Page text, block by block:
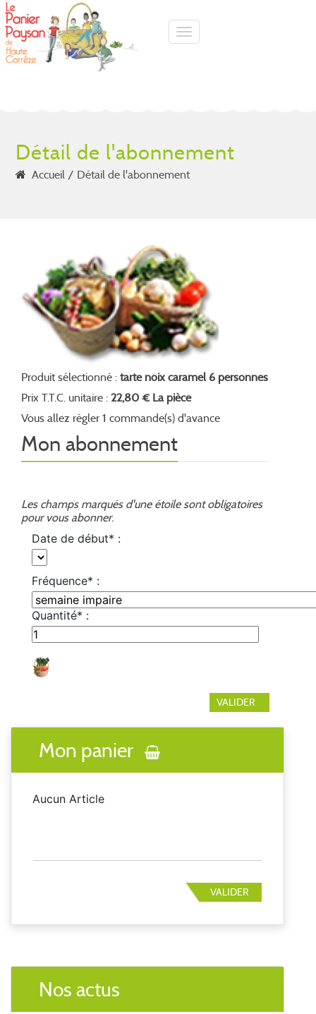
Toggle navigation
Détail de l'abonnement
Accueil Détail de l'abonnement
Produit sélectionné : tarte noix caramel 6 personnes
Prix T.T.C. unitaire : 22,80 € La pièce
Vous allez régler 1 commande(s) d'avance
Mon abonnement
Les champs marqués d'une étoile sont obligatoires
pour vous abonner.
Date de début* :
Fréquence* :
Quantité* :
Mon panier
Aucun Article
VALIDER
Nos actus